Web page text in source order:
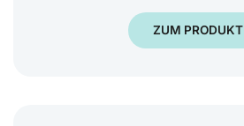
ZUM PRODUKT